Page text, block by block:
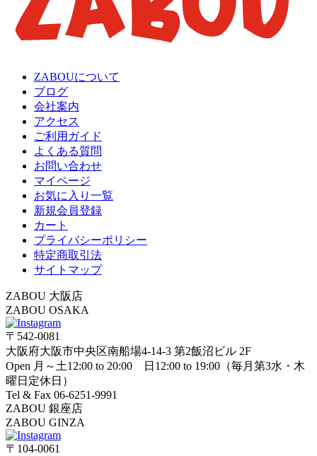
ZABOUについて
ブログ
会社案内
アクセス
ご利用ガイド
よくある質問
お問い合わせ
マイページ
お気に入り一覧
新規会員登録
カート
プライバシーポリシー
特定商取引法
サイトマップ
ZABOU 大阪店
ZABOU OSAKA
〒542-0081
大阪府大阪市中央区南船場4-14-3 第2飯沼ビル 2F
Open 月～土12:00 to 20:00 日12:00 to 19:00（毎月第3水・木
曜日定休日）
Tel & Fax 06-6251-9991
ZABOU 銀座店
ZABOU GINZA
〒104-0061